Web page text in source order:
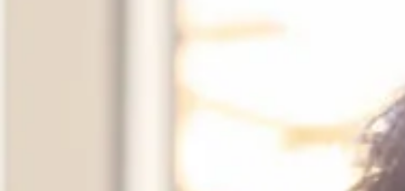
よくあるご質問